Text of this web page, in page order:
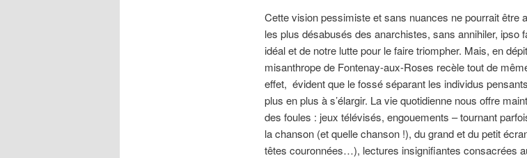
Cette vision pessimiste et sans nuances ne pourrait être
les plus désabusés des anarchistes, sans annihiler, ipso
idéal et de notre lutte pour le faire triompher. Mais, en
misanthrope de Fontenay-aux-Roses recèle tout de
effet, évident que le fossé séparant les individus
plus en plus à s’élargir. La vie quotidienne nous offre
des foules : jeux télévisés, engouements – tournant
la chanson (et quelle chanson !), du grand et du petit
têtes couronnées…), lectures insignifiantes consacrées